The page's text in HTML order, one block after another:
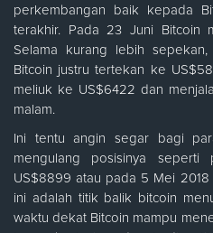
perkembangan baik kepada
terakhir. Pada 23 Juni Bitcoin
Selama kurang lebih
Bitcoin justru tertekan ke
meliuk ke US$6422 dan
malam.
Ini tentu angin segar bagi
mengulang posisinya
US$8899 atau pada 5 Mei
ini adalah titik balik bitcoin
waktu dekat Bitcoin mampu